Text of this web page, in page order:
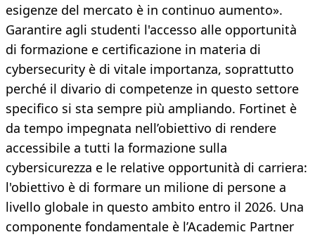
esigenze del mercato è in continuo aumento».
Garantire agli studenti l'accesso alle opportunità
di formazione e certificazione in materia di
cybersecurity è di vitale importanza, soprattutto
perché il divario di competenze in questo settore
specifico si sta sempre più ampliando. Fortinet è
da tempo impegnata nell’obiettivo di rendere
accessibile a tutti la formazione sulla
cybersicurezza e le relative opportunità di carriera:
l'obiettivo è di formare un milione di persone a
livello globale in questo ambito entro il 2026. Una
componente fondamentale è l’Academic Partner